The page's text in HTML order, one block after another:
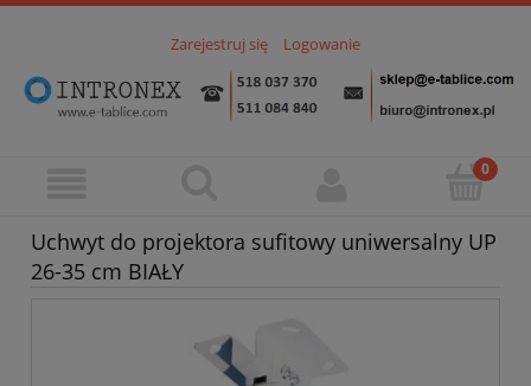
Zarejestruj się Logowanie
Uchwyt do projektora sufitowy uniwersalny UP
26-35 cm BIAŁY